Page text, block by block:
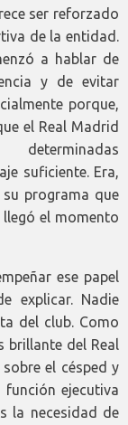
ser reforzado
de la entidad.
a hablar de
y de evitar
porque,
el Real Madrid
suficiente. Era,
programa que
llegó el momento
ese papel
explicar. Nadie
del club. Como
brillante del Real
el césped y
ejecutiva
la necesidad de